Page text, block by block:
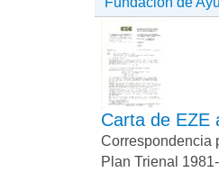
Carta de EZE
Correspondencia
Plan Trienal